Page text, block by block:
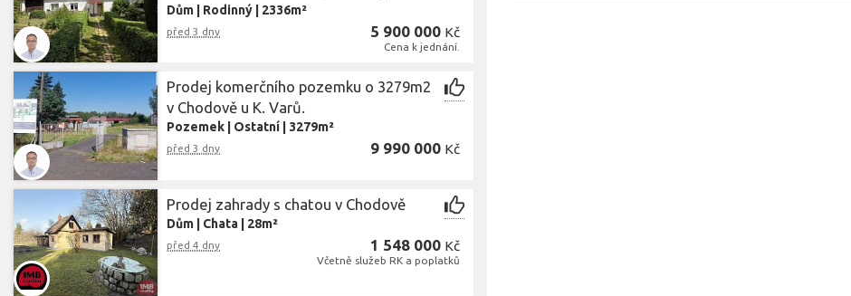
Lokalita okres Sokolov, Karlovarský kraj
Lokalita
Cena
Dům Rodinný 2336m²
před 3 dny 5 900 000 Kč
Cena k jednání.
Prodej komerčního pozemku o 3279m2
v Chodově u K. Varů.
Pozemek Ostatní 3279m²
před 3 dny 9 990 000 Kč
Prodej zahrady s chatou v Chodově
Dům Chata 28m²
před 4 dny 1 548 000 Kč
Včetně služeb RK a poplatků